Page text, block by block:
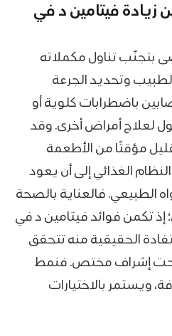
زيادة فيتامين د في
بتجنّب تناول مكملاته
الطبيب وتحديد الجرعة
باضطرابات كلوية أو
لعلاج أمراض أخرى. وقد
مؤقتًا من الأطعمة
الغذائي إلى أن يعود
الطبيعي. فالعناية بالصحة
إذ تكمن فوائد فيتامين د في
الحقيقية منه تتحقق
إشراف مختص. فنمط
ويستمر بالاختيارات